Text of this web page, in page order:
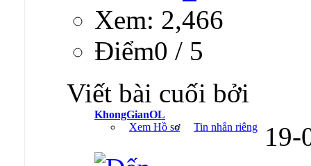
Xem: 2,466
Ðiểm0 / 5
Viết bài cuối bởi
KhongGianOL
Xem Hồ sơ
Tin nhắn riêng